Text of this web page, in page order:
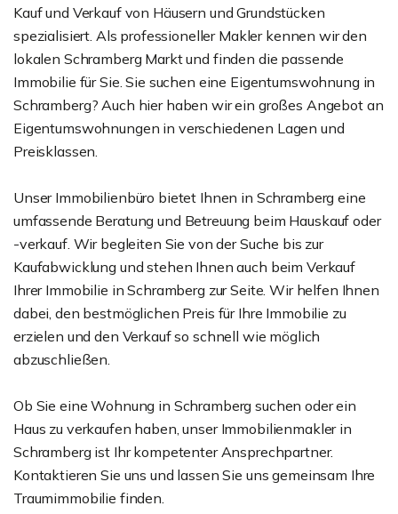
Kauf und Verkauf von Häusern und Grundstücken
spezialisiert. Als professioneller Makler kennen wir den
lokalen Schramberg Markt und finden die passende
Immobilie für Sie. Sie suchen eine Eigentumswohnung in
Schramberg? Auch hier haben wir ein großes Angebot an
Eigentumswohnungen in verschiedenen Lagen und
Preisklassen.
Unser Immobilienbüro bietet Ihnen in Schramberg eine
umfassende Beratung und Betreuung beim Hauskauf oder
-verkauf. Wir begleiten Sie von der Suche bis zur
Kaufabwicklung und stehen Ihnen auch beim Verkauf
Ihrer Immobilie in Schramberg zur Seite. Wir helfen Ihnen
dabei, den bestmöglichen Preis für Ihre Immobilie zu
erzielen und den Verkauf so schnell wie möglich
abzuschließen.
Ob Sie eine Wohnung in Schramberg suchen oder ein
Haus zu verkaufen haben, unser Immobilienmakler in
Schramberg ist Ihr kompetenter Ansprechpartner.
Kontaktieren Sie uns und lassen Sie uns gemeinsam Ihre
Traumimmobilie finden.